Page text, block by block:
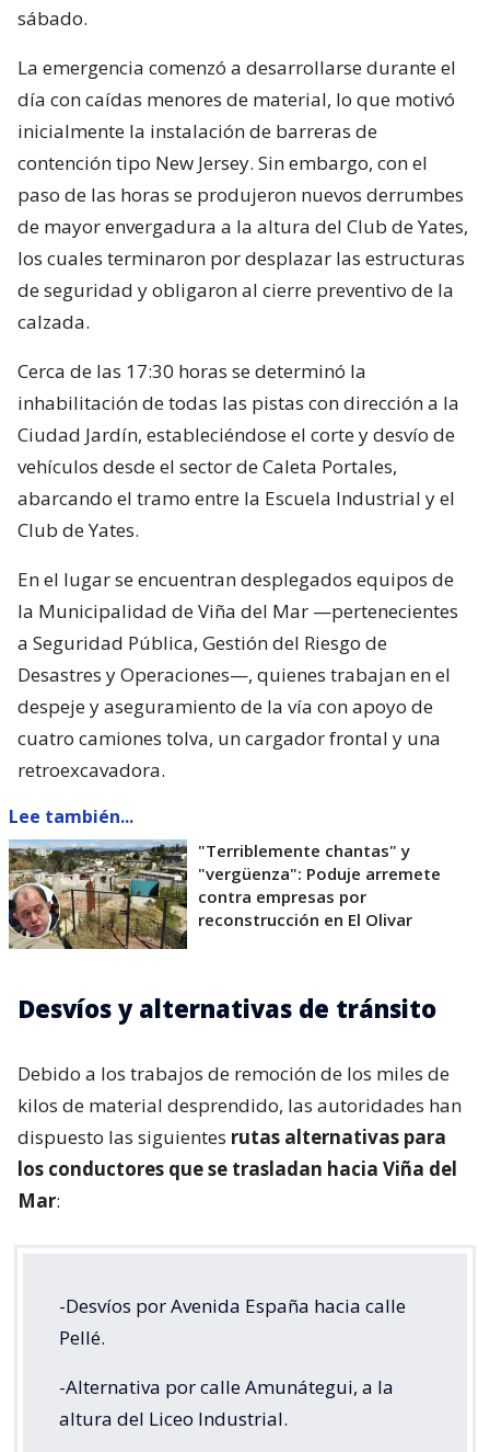
sábado.
La emergencia comenzó a desarrollarse durante el
día con caídas menores de material, lo que motivó
inicialmente la instalación de barreras de
contención tipo New Jersey. Sin embargo, con el
paso de las horas se produjeron nuevos derrumbes
de mayor envergadura a la altura del Club de Yates,
los cuales terminaron por desplazar las estructuras
de seguridad y obligaron al cierre preventivo de la
calzada.
Cerca de las 17:30 horas se determinó la
inhabilitación de todas las pistas con dirección a la
Ciudad Jardín, estableciéndose el corte y desvío de
vehículos desde el sector de Caleta Portales,
abarcando el tramo entre la Escuela Industrial y el
Club de Yates.
En el lugar se encuentran desplegados equipos de
la Municipalidad de Viña del Mar —pertenecientes
a Seguridad Pública, Gestión del Riesgo de
Desastres y Operaciones—, quienes trabajan en el
despeje y aseguramiento de la vía con apoyo de
cuatro camiones tolva, un cargador frontal y una
retroexcavadora.
Lee también...
"Terriblemente chantas" y
"vergüenza": Poduje arremete
contra empresas por
reconstrucción en El Olivar
Desvíos y alternativas de tránsito
Debido a los trabajos de remoción de los miles de
kilos de material desprendido, las autoridades han
dispuesto las siguientes rutas alternativas para
los conductores que se trasladan hacia Viña del
Mar:
-Desvíos por Avenida España hacia calle
Pellé.
-Alternativa por calle Amunátegui, a la
altura del Liceo Industrial.